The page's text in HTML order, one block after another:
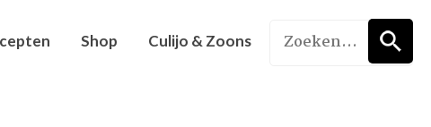
Shop Culijo & Zoons